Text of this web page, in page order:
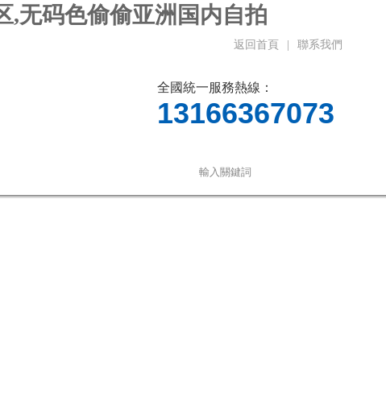
,无码色偷偷亚洲国内自拍
返回首頁 聯系我們
全國統一服務熱線：
13166367073